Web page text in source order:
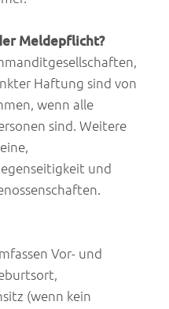
Meldepflicht?
Haftung sind von
wenn alle
sind. Weitere
und
Vor- und
(wenn kein